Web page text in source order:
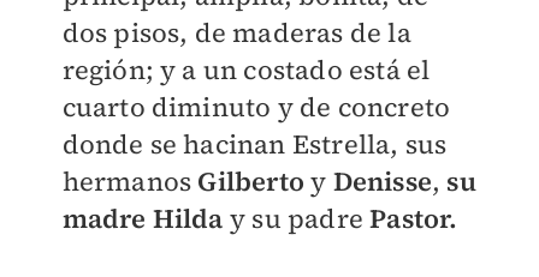
dos pisos, de maderas de la
región; y a un costado está el
cuarto diminuto y de concreto
donde se hacinan Estrella, sus
hermanos Gilbertoy Denisse, su
madre Hilda y su padrePastor.